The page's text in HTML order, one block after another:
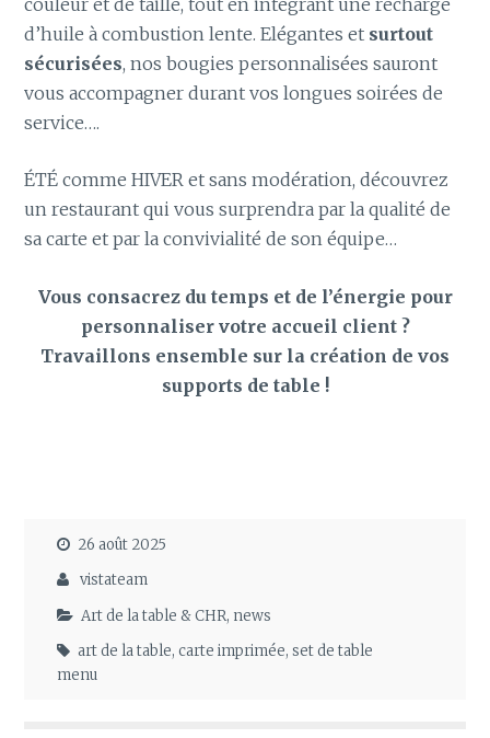
d’huile à combustion lente. Elégantes et surtout
sécurisées, nos bougies personnalisées sauront
vous accompagner durant vos longues soirées de
service….
ÉTÉ comme HIVER et sans modération, découvrez
un restaurant qui vous surprendra par la qualité de
sa carte et par la convivialité de son équipe…
Vous consacrez du temps et de l’énergie pour
personnaliser votre accueil client ?
Travaillons ensemble sur la création de vos
supports de table !
26 août 2025
vistateam
Art de la table & CHR, news
art de la table,carte imprimée,set de table
menu